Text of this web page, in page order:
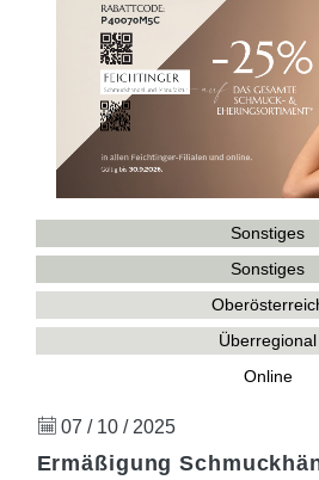
Sonstiges
Sonstiges
Überregional
Online
07 / 10 / 2025
Ermäßigung